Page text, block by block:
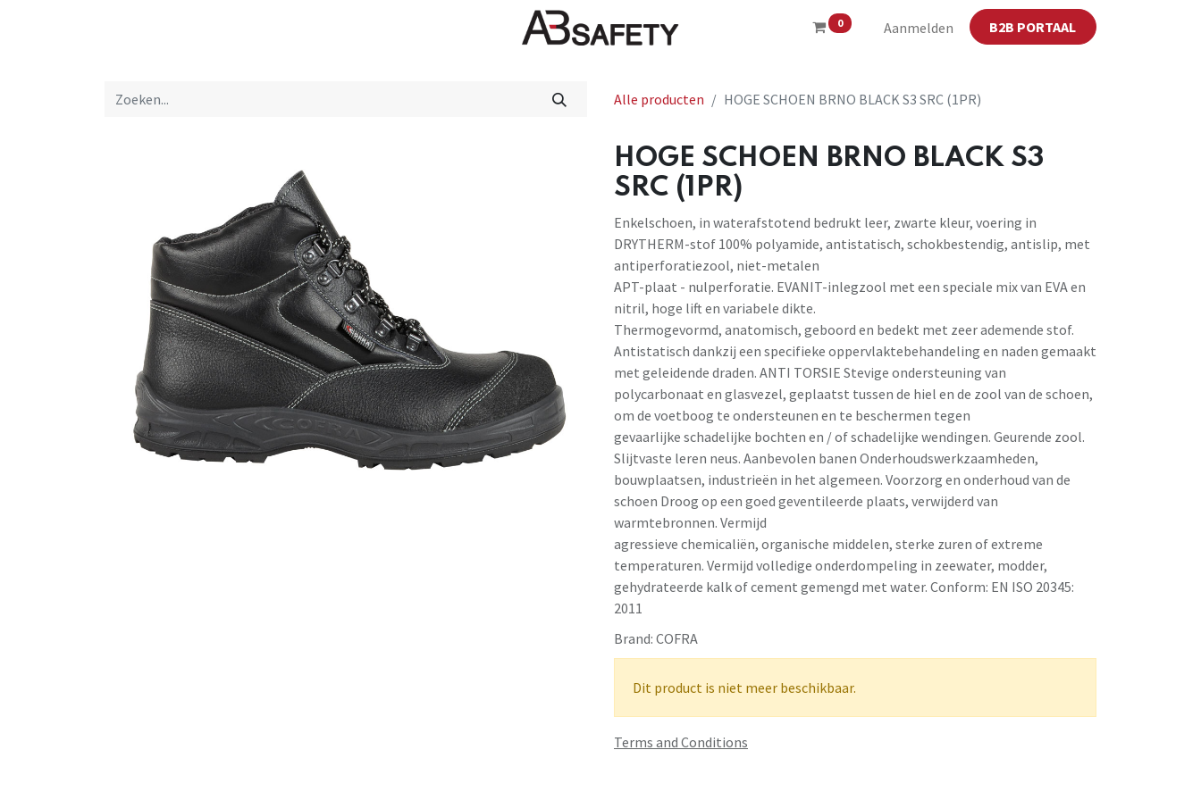
0 Aanmelden B2B PORTAAL
Winkel CE
Alle producten HOGE SCHOEN BRNO BLACK S3 SRC (1PR)
HOGE SCHOEN BRNO BLACK S3
SRC (1PR)
Enkelschoen, in waterafstotend bedrukt leer, zwarte kleur, voering in
DRYTHERM-stof 100% polyamide, antistatisch, schokbestendig, antislip, met
antiperforatiezool, niet-metalen
APT-plaat - nulperforatie. EVANIT-inlegzool met een speciale mix van EVA en
nitril, hoge lift en variabele dikte.
Thermogevormd, anatomisch, geboord en bedekt met zeer ademende stof.
Antistatisch dankzij een specifieke oppervlaktebehandeling en naden gemaakt
met geleidende draden. ANTI TORSIE Stevige ondersteuning van
polycarbonaat en glasvezel, geplaatst tussen de hiel en de zool van de schoen,
om de voetboog te ondersteunen en te beschermen tegen
gevaarlijke schadelijke bochten en / of schadelijke wendingen. Geurende zool.
Slijtvaste leren neus. Aanbevolen banen Onderhoudswerkzaamheden,
bouwplaatsen, industrieën in het algemeen. Voorzorg en onderhoud van de
schoen Droog op een goed geventileerde plaats, verwijderd van
warmtebronnen. Vermijd
agressieve chemicaliën, organische middelen, sterke zuren of extreme
temperaturen. Vermijd volledige onderdompeling in zeewater, modder,
gehydrateerde kalk of cement gemengd met water. Conform: EN ISO 20345:
2011
Brand: COFRA
Dit product is niet meer beschikbaar.
Terms and Conditions